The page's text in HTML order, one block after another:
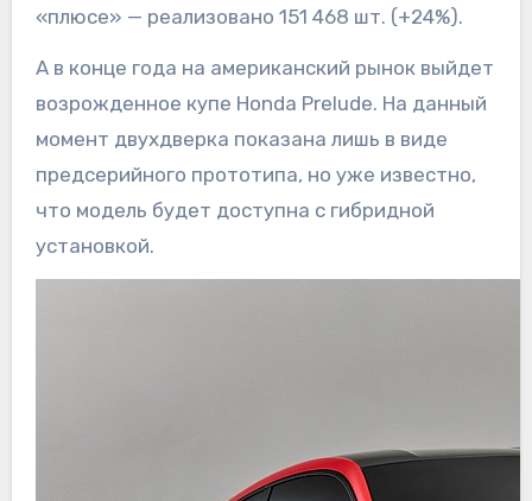
«плюсе» — реализовано 151 468 шт. (+24%).
А в конце года на американский рынок выйдет
возрожденное купе Honda Prelude. На данный
момент двухдверка показана лишь в виде
предсерийного прототипа, но уже известно,
что модель будет доступна с гибридной
установкой.